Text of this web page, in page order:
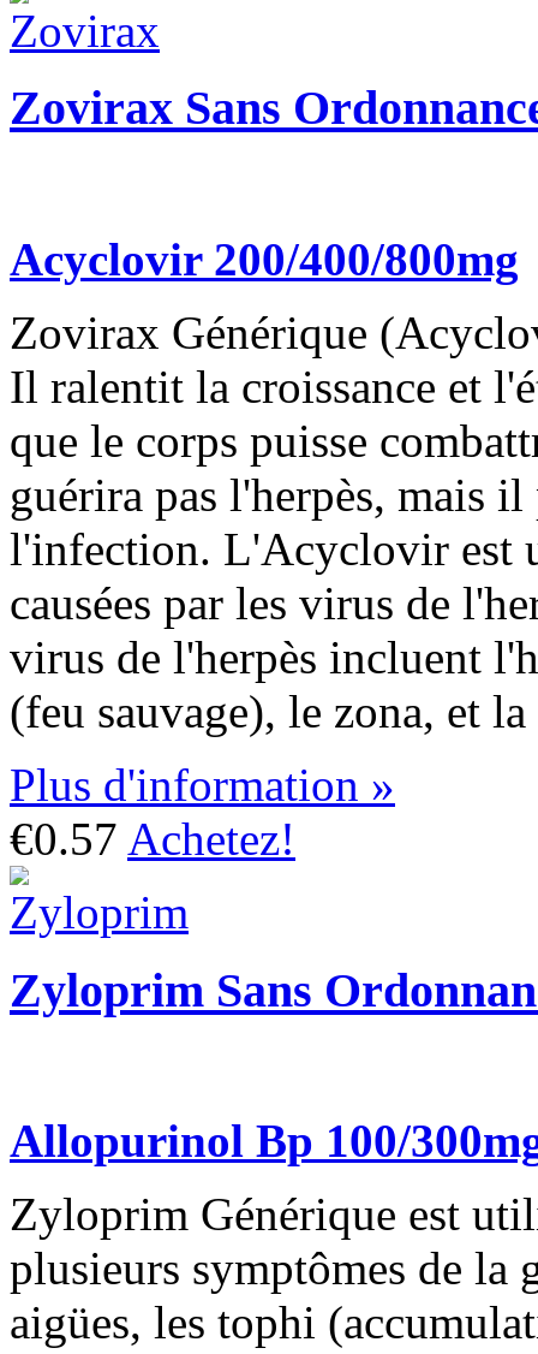
Zovirax Sans
Acyclovir 200/400/800mg
Zovirax Générique
Il ralentit la croissance et
que le corps puisse
guérira pas l'herpès, mais
l'infection. L'Acyclovir est
causées par les virus de
virus de l'herpès incluent
(feu sauvage), le zona, et
Plus d'information »
€0.57 Achetez!
Zyloprim Sans
Allopurinol Bp 100/
Zyloprim Générique est
plusieurs symptômes de la
aigües, les tophi